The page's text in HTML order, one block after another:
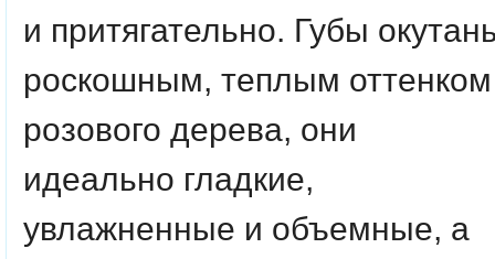
и притягательно. Губы
роскошным, теплым оттенком
розового дерева, они
идеально гладкие,
увлажненные и объемные, а